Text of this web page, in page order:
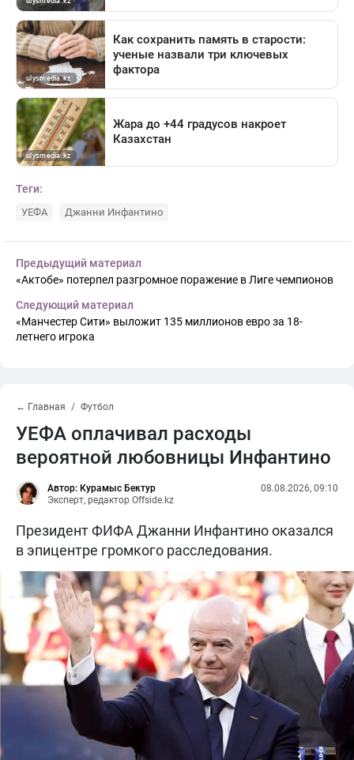
Теги:
УЕФА Джанни Инфантино
Предыдущий материал
«Актобе» потерпел разгромное поражение в Лиге чемпионов
Следующий материал
«Манчестер Сити» выложит 135 миллионов евро за 18-
летнего игрока
← Главная Футбол
УЕФА оплачивал расходы
вероятной любовницы Инфантино
Автор: Курамыс Бектур
Эксперт, редактор Offside.kz
08.08.2026, 09:10
Президент ФИФА Джанни Инфантино оказался
в эпицентре громкого расследования.